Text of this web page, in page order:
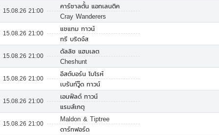
15.08.26 21:00
คาร์ชาลตั้น แอทเลนติค
Cray Wanderers
15.08.26 21:00
แชแทม ทาวน์
ทรี บริดจ์ส
15.08.26 21:00
ดัลลิช แฮมเลต
Cheshunt
15.08.26 21:00
อีสต์บอร์น โบโรห์
เบร้นท์วู๊ด ทาวน์
15.08.26 21:00
เอนฟิลด์ ทาวน์
แรมส์เกตุ
15.08.26 21:00
Maldon & Tiptree
ดาร์ทฟอร์ด